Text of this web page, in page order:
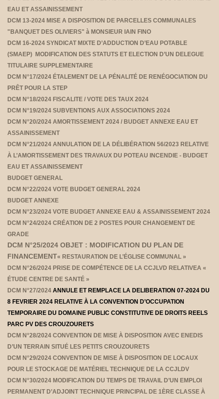
EAU ET ASSAINISSEMENT
DCM 13-2024 MISE A DISPOSITION DE PARCELLES COMMUNALES
"BANQUET DES OLIVIERS" à MONSIEUR IAIN FINO
DCM 16-2024 SYNDICAT MIXTE D’ADDUCTION D’EAU POTABLE
(SMAEP) MODIFICATION DES STATUTS ET ELECTION D’UN DELEGUE
TITULAIRE SUPPLEMENTAIRE
DCM N°17/2024 ÉTALEMENT DE LA PÉNALITÉ DE RENÉGOCIATION DU
PRÊT POUR LA STEP
DCM N°18/2024 FISCALITE / VOTE DES TAUX 2024
DCM N°19/2024 SUBVENTIONS AUX ASSOCIATIONS 2024
DCM N°20/2024 AMORTISSEMENT 2024 / BUDGET ANNEXE EAU ET
ASSAINISSEMENT
DCM N°21/2024 ANNULATION DE LA DÉLIBÉRATION 56/2023 RELATIVE
À L’AMORTISSEMENT DES TRAVAUX DU POTEAU INCENDIE - BUDGET
EAU ET ASSAINISSEMENT
BUDGET GENERAL
DCM N°22/2024 VOTE BUDGET GENERAL 2024
BUDGET ANNEXE
DCM N°23/2024 VOTE BUDGET ANNEXE EAU & ASSAINISSEMENT 2024
DCM N°24/2024 CRÉATION DE 2 POSTES POUR CHANGEMENT DE
GRADE
DCM N°25/2024 OBJET : MODIFICATION DU PLAN DE
FINANCEMENT« RESTAURATION DE L’ÉGLISE COMMUNAL »
DCM N°26/2024 PRISE DE COMPÉTENCE DE LA CCJLVD RELATIVEA «
ÉTUDE CENTRE DE SANTÉ »
DCM N°27/2024 ANNULE ET REMPLACE LA DELIBERATION 07-2024 DU
8 FEVRIER 2024 RELATIVE À LA CONVENTION D’OCCUPATION
TEMPORAIRE DU DOMAINE PUBLIC CONSTITUTIVE DE DROITS REELS
PARC PV DES CROUZOURETS
DCM N°28/2024 CONVENTION DE MISE À DISPOSITION AVEC ENEDIS
D’UN TERRAIN SITUÉ LES PETITS CROUZOURETS
DCM N°29/2024 CONVENTION DE MISE À DISPOSITION DE LOCAUX
POUR LE STOCKAGE DE MATÉRIEL TECHNIQUE DE LA CCJLDV
DCM N°30/2024 MODIFICATION DU TEMPS DE TRAVAIL D’UN EMPLOI
PERMANENT D’ADJOINT TECHNIQUE PRINCIPAL DE 1ÈRE CLASSE À